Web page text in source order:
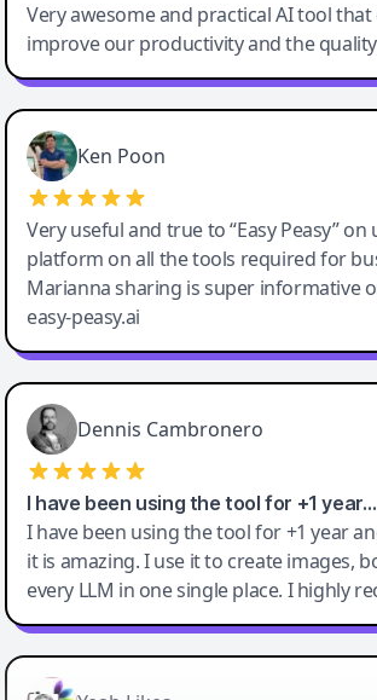
Very awesome and practical AI tool that
improve our productivity and the
Ken Poon
Very useful and true to “Easy Peasy” on
platform on all the tools required for
Marianna sharing is super informative
easy-peasy.ai
Dennis Cambronero
I have been using the tool for +1 year…
I have been using the tool for +1 year
it is amazing. I use it to create images,
every LLM in one single place. I highly